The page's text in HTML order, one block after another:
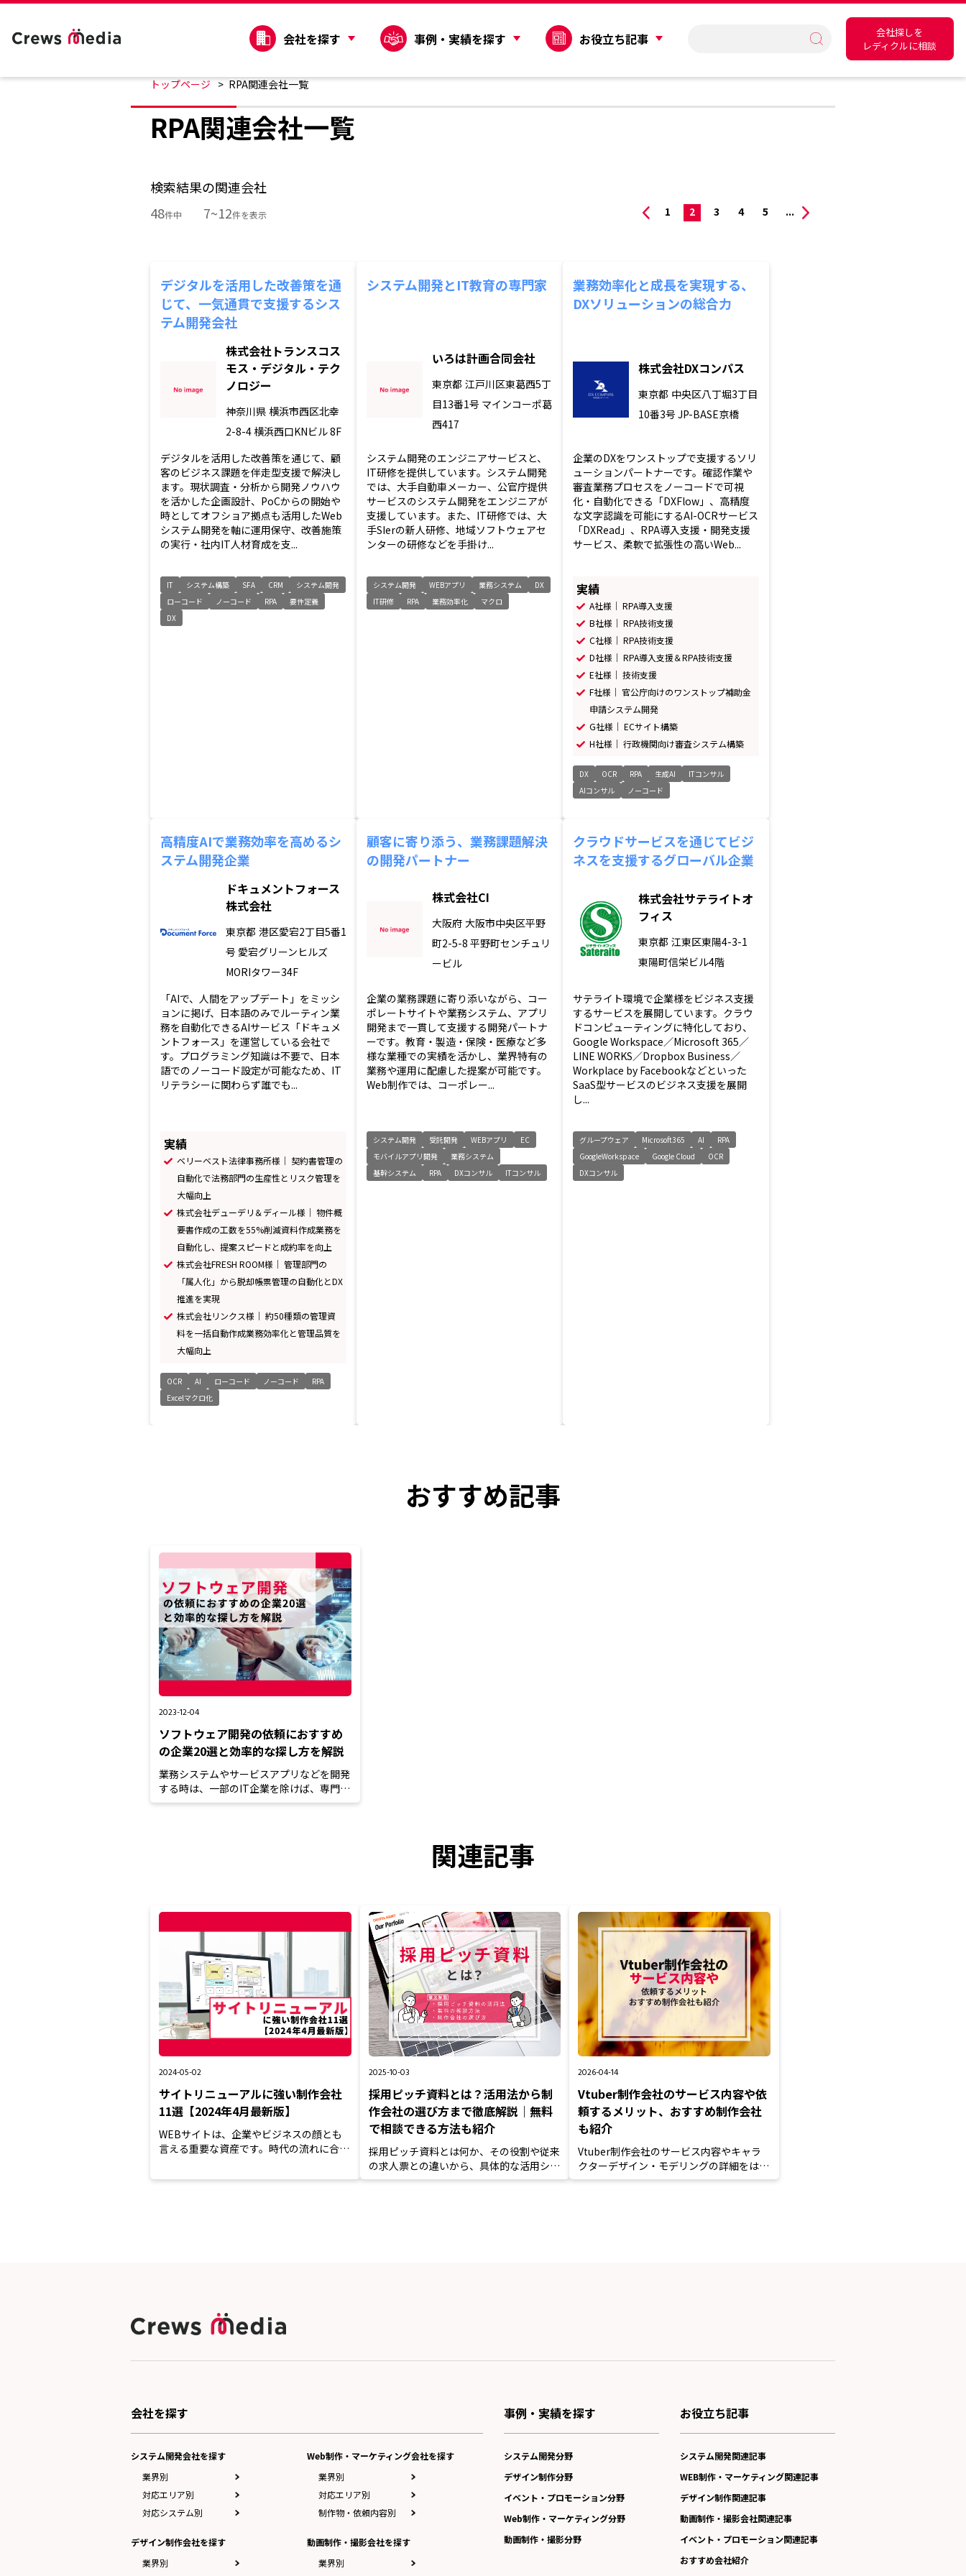
会社を探す 事例・実績を探す お役立ち記事
会社探しを
レディクルに相談
トップページ RPA関連会社一覧
RPA関連会社一覧
検索結果の関連会社
48件中 7~12件を表示 1 2 3 4 5 ...
デジタルを活用した改善策を通
じて、一気通貫で支援するシス
テム開発会社
株式会社トランスコス
モス・デジタル・テク
ノロジー
神奈川県 横浜市西区北幸
2-8-4 横浜西口KNビル 8F
デジタルを活用した改善策を通じて、顧
客のビジネス課題を伴走型支援で解決し
ます。現状調査・分析から開発ノウハウ
を活かした企画設計、PoCからの開始や
時としてオフショア拠点も活用したWeb
システム開発を軸に運用保守、改善施策
の実行・社内IT人材育成を支...
IT システム構築 SFA CRM
システム開発
ローコード
ノーコード RPA
要件定義
DX
システム開発とIT教育の専門家
いろは計画合同会社
東京都 江戸川区東葛西5丁
目13番1号 マインコーポ葛
西417
システム開発のエンジニアサービスと、
IT研修を提供しています。システム開発
では、大手自動車メーカー、公官庁提供
サービスのシステム開発をエンジニアが
支援しています。また、IT研修では、大
手SIerの新人研修、地域ソフトウェアセ
ンターの研修などを手掛け...
システム開発 WEBアプリ 業務システム
DX
IT研修
RPA 業務効率化 マクロ
業務効率化と成長を実現する、
DXソリューションの総合力
株式会社DXコンパス
東京都 中央区八丁堀3丁目
10番3号 JP-BASE京橋
企業のDXをワンストップで支援するソリ
ューションパートナーです。確認作業や
審査業務プロセスをノーコードで可視
化・自動化できる「DXFlow」、高精度
な文字認識を可能にするAI-OCRサービス
「DXRead」、RPA導入支援・開発支援
サービス、柔軟で拡張性の高いWeb...
実績
A社様｜ RPA導入支援
B社様｜ RPA技術支援
C社様｜ RPA技術支援
D社様｜ RPA導入支援＆RPA技術支援
E社様｜ 技術支援
F社様｜ 官公庁向けのワンストップ補助金
申請システム開発
G社様｜ ECサイト構築
H社様｜ 行政機関向け審査システム構築
DX OCR RPA 生成AI
ITコンサル
AIコンサル
ノーコード
高精度AIで業務効率を高めるシ
ステム開発企業
ドキュメントフォース
株式会社
東京都 港区愛宕2丁目5番1
号 愛宕グリーンヒルズ
MORIタワー34F
「AIで、人間をアップデート」をミッシ
ョンに掲げ、日本語のみでルーティン業
務を自動化できるAIサービス「ドキュメ
ントフォース」を運営している会社で
す。プログラミング知識は不要で、日本
語でのノーコード設定が可能なため、IT
リテラシーに関わらず誰でも...
実績
ベリーベスト法律事務所様｜ 契約書管理の
自動化で法務部門の生産性とリスク管理を
大幅向上
株式会社デューデリ＆ディール様｜ 物件概
要書作成の工数を55%削減――資料作成業務を
自動化し、提案スピードと成約率を向上
株式会社FRESH ROOM様｜ 管理部門の
「属人化」から脱却――帳票管理の自動化とDX
推進を実現
株式会社リンクス様｜ 約50種類の管理資
料を一括自動作成――業務効率化と管理品質を
大幅向上
OCR AI ローコード ノーコード
RPA
Excelマクロ化
顧客に寄り添う、業務課題解決
の開発パートナー
株式会社CI
大阪府 大阪市中央区平野
町2-5-8 平野町センチュリ
ービル
企業の業務課題に寄り添いながら、コー
ポレートサイトや業務システム、アプリ
開発まで一貫して支援する開発パートナ
ーです。教育・製造・保険・医療など多
様な業種での実績を活かし、業界特有の
業務や運用に配慮した提案が可能です。
Web制作では、コーポレー...
システム開発 受託開発 WEBアプリ
EC
モバイルアプリ開発
業務システム
基幹システム
RPA DXコンサル ITコンサル
クラウドサービスを通じてビジ
ネスを支援するグローバル企業
株式会社サテライトオ
フィス
東京都 江東区東陽4-3-1
東陽町信栄ビル4階
サテライト環境で企業様をビジネス支援
するサービスを展開しています。クラウ
ドコンピューティングに特化しており、
Google Workspace／Microsoft 365／
LINE WORKS／Dropbox Business／
Workplace by Facebookなどといった
SaaS型サービスのビジネス支援を展開
し...
グループウェア Microsoft365 AI
RPA
GoogleWorkspace
Google Cloud
OCR
DXコンサル
おすすめ記事
2023-12-04
ソフトウェア開発の依頼におすすめ
の企業20選と効率的な探し方を解説
業務システムやサービスアプリなどを開発
する時は、一部のIT企業を除けば、専門的
な技術を持ったソフトウェ...
関連記事
2024-05-02
サイトリニューアルに強い制作会社
11選【2024年4月最新版】
WEBサイトは、企業やビジネスの顔とも
言える重要な資産です。時代の流れに合わ
2025-10-03
採用ピッチ資料とは？活用法から制
作会社の選び方まで徹底解説｜無料
で相談できる方法も紹介
採用ピッチ資料とは何か、その役割や従来
の求人票との違いから、具体的な活用シー
ン、外部に依頼するメリッ...
2026-04-14
Vtuber制作会社のサービス内容や依
頼するメリット、おすすめ制作会社
も紹介
Vtuber制作会社のサービス内容やキャラ
クターデザイン・モデリングの詳細をはじ
め、制作費用相場の目安や依...
会社を探す
システム開発会社を探す
業界別
対応エリア別
対応システム別
デザイン制作会社を探す
業界別
Web制作・マーケティング会社を探す
業界別
対応エリア別
制作物・依頼内容別
動画制作・撮影会社を探す
業界別
事例・実績を探す
システム開発分野
デザイン制作分野
イベント・プロモーション分野
Web制作・マーケティング分野
動画制作・撮影分野
お役立ち記事
システム開発関連記事
WEB制作・マーケティング関連記事
デザイン制作関連記事
動画制作・撮影会社関連記事
イベント・プロモーション関連記事
おすすめ会社紹介